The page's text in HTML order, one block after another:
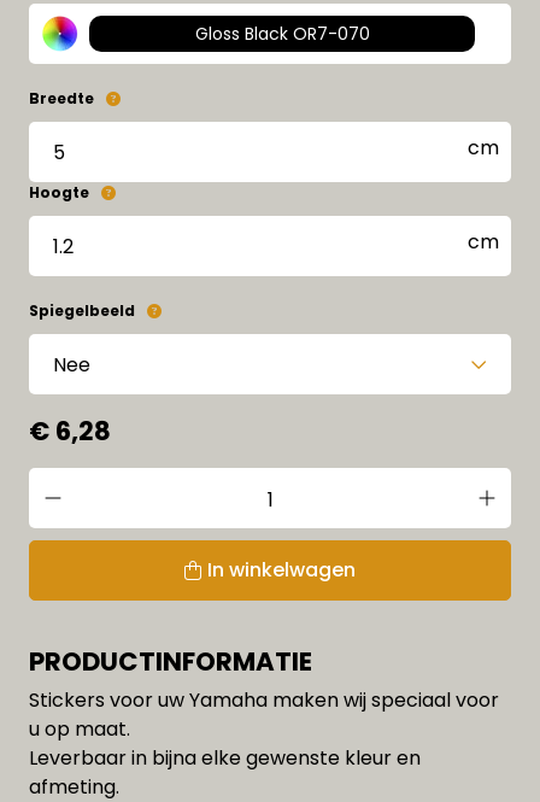
Gloss Black OR7-070
Breedte
Hoogte
Spiegelbeeld
€ 6,28
In winkelwagen
PRODUCTINFORMATIE
Stickers voor uw Yamaha maken wij speciaal voor
u op maat.
Leverbaar in bijna elke gewenste kleur en
afmeting.